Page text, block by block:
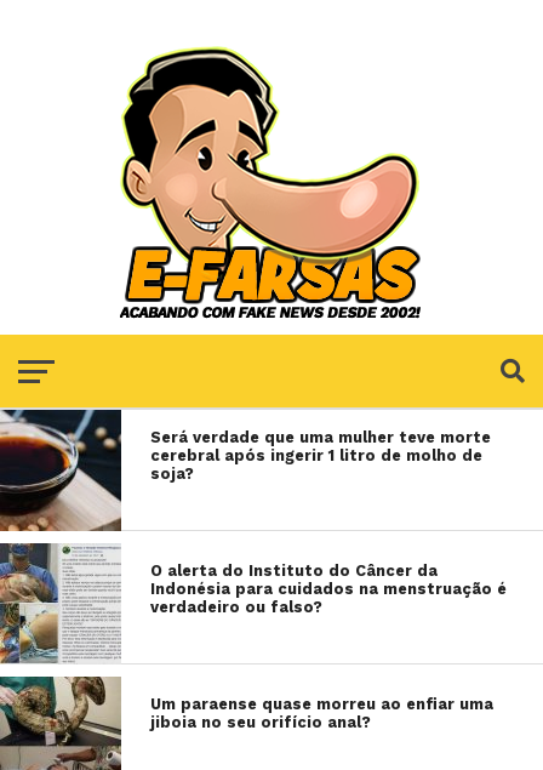
Será verdade que uma mulher teve morte
cerebral após ingerir 1 litro de molho de
soja?
O alerta do Instituto do Câncer da
Indonésia para cuidados na menstruação é
verdadeiro ou falso?
Um paraense quase morreu ao enfiar uma
jiboia no seu orifício anal?